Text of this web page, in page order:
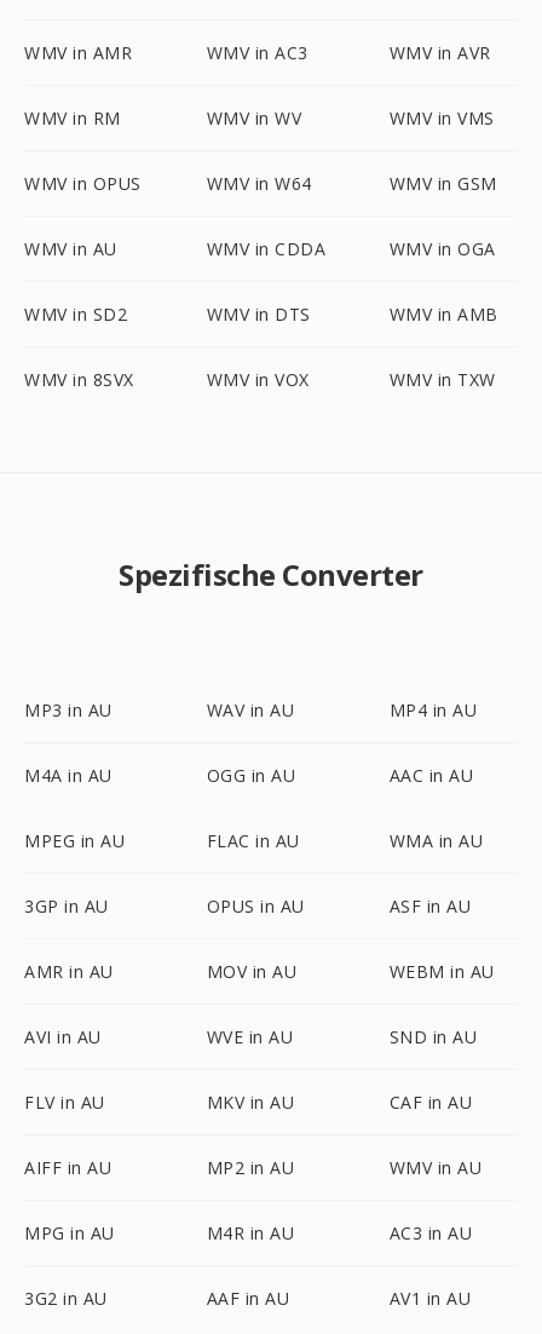
WMV in AMR WMV in AC3 WMV in AVR
WMV in RM WMV in WV WMV in VMS
WMV in OPUS WMV in W64 WMV in GSM
WMV in AU WMV in CDDA WMV in OGA
WMV in SD2 WMV in DTS WMV in AMB
WMV in 8SVX WMV in VOX WMV in TXW
Spezifische Converter
MP3 in AU WAV in AU MP4 in AU
M4A in AU OGG in AU AAC in AU
MPEG in AU FLAC in AU WMA in AU
3GP in AU OPUS in AU ASF in AU
AMR in AU MOV in AU WEBM in AU
AVI in AU WVE in AU SND in AU
FLV in AU MKV in AU CAF in AU
AIFF in AU MP2 in AU WMV in AU
MPG in AU M4R in AU AC3 in AU
3G2 in AU AAF in AU AV1 in AU